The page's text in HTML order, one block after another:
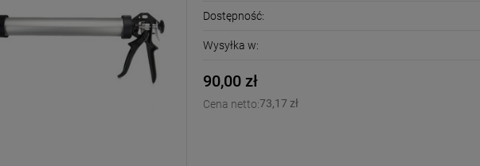
Dostępność:
Wysyłka w:
90,00 zł
Cena netto:73,17 zł